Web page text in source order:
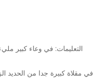
التعليمات: في وعاء كبير